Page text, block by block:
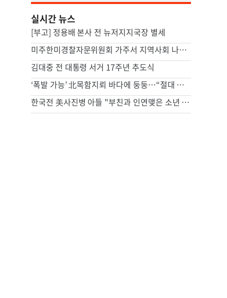
실시간 뉴스
[부고] 정용배 본사 전 뉴저지지국장 별세
미주한미경찰자문위원회 가주서 지역사회 나눔 행사
김대중 전 대통령 서거 17주년 추도식
‘폭발 가능’ 北목함지뢰 바다에 둥둥…“절대 접촉 말라” 강화 비상
한국전 美사진병 아들 "부친과 인연맺은 소년 킴, 내겐 형제"